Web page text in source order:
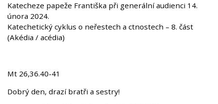
Katecheze papeže Františka při generální audienci 14.
února 2024.
Katechetický cyklus o neřestech a ctnostech – 8. část
(Akédia / acédia)
Mt 26,36.40-41
Dobrý den, drazí bratři a sestry!